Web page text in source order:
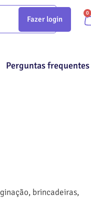
Fazer login
0
Perguntas frequentes
brincadeiras,